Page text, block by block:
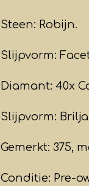
Steen: Robijn.
Slijpvorm:
Diamant: 40x
Slijpvorm:
Gemerkt: 375,
Conditie: Pre-